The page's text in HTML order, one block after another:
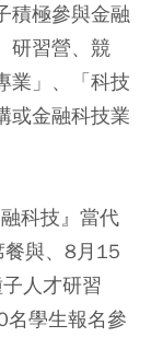
積極參與金融
研習營、競
業」、「科技
或金融科技業
科技』當代
餐與、8月15
人才研習
名學生報名參